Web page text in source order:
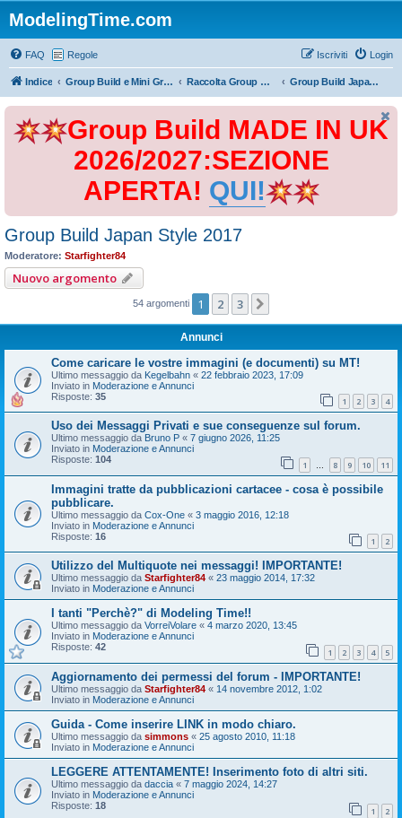
ModelingTime.com
FAQ Regole Login
Iscriviti
Indice Group Build e Mini Group Build Raccolta Group Build Group Build Japan Style 2017
Group Build MADE IN UK
2026/2027:SEZIONE
APERTA! QUI!
Group Build Japan Style 2017
Moderatore: Starfighter84
Nuovo argomento
54 argomenti 1 2 3
Annunci
Come caricare le vostre immagini (e documenti) su MT!
Ultimo messaggio da Kegelbahn « 22 febbraio 2023, 17:09
Inviato in Moderazione e Annunci
Risposte: 35 1 2 3 4
Uso dei Messaggi Privati e sue conseguenze sul forum.
Ultimo messaggio da Bruno P « 7 giugno 2026, 11:25
Inviato in Moderazione e Annunci
Risposte: 104 1 … 8 9 10 11
Immagini tratte da pubblicazioni cartacee - cosa è possibile
pubblicare.
Ultimo messaggio da Cox-One « 3 maggio 2016, 12:18
Inviato in Moderazione e Annunci
Risposte: 16 1 2
Utilizzo del Multiquote nei messaggi! IMPORTANTE!
Ultimo messaggio da Starfighter84 « 23 maggio 2014, 17:32
Inviato in Moderazione e Annunci
I tanti "Perchè?" di Modeling Time!!
Ultimo messaggio da VorreiVolare « 4 marzo 2020, 13:45
Inviato in Moderazione e Annunci
Risposte: 42 1 2 3 4 5
Aggiornamento dei permessi del forum - IMPORTANTE!
Ultimo messaggio da Starfighter84 « 14 novembre 2012, 1:02
Inviato in Moderazione e Annunci
Guida - Come inserire LINK in modo chiaro.
Ultimo messaggio da simmons « 25 agosto 2010, 11:18
Inviato in Moderazione e Annunci
LEGGERE ATTENTAMENTE! Inserimento foto di altri siti.
Ultimo messaggio da daccia « 7 maggio 2024, 14:27
Inviato in Moderazione e Annunci
Risposte: 18 1 2